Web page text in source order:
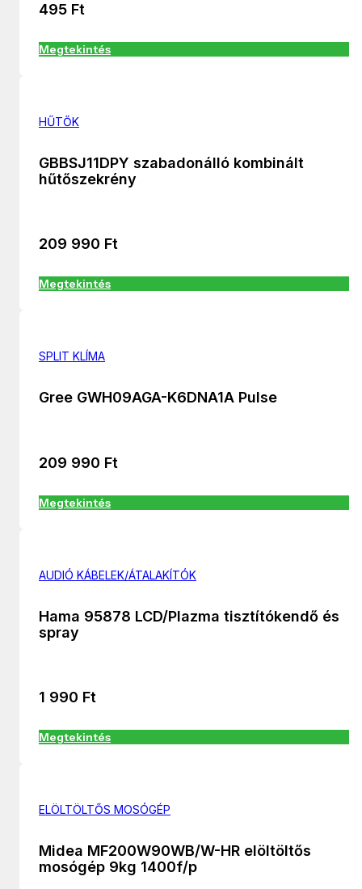
495 Ft
Megtekintés
HŰTŐK
GBBSJ11DPY szabadonálló kombinált
hűtőszekrény
209 990 Ft
Megtekintés
SPLIT KLÍMA
Gree GWH09AGA-K6DNA1A Pulse
209 990 Ft
Megtekintés
AUDIÓ KÁBELEK/ÁTALAKÍTÓK
Hama 95878 LCD/Plazma tisztítókendő és
spray
1 990 Ft
Megtekintés
ELÖLTÖLTŐS MOSÓGÉP
Midea MF200W90WB/W-HR elöltöltős
mosógép 9kg 1400f/p